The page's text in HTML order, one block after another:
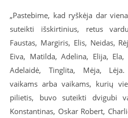
„Pastebime, kad ryškėja dar
suteikti išskirtinius, retus
Faustas, Margiris, Elis, Neidas,
Eiva, Matilda, Adelina, Elija,
Adelaidė, Tinglita, Mėja,
vaikams arba vaikams, kurių
pilietis, buvo suteikti dvigubi
Konstantinas, Oskar Robert,